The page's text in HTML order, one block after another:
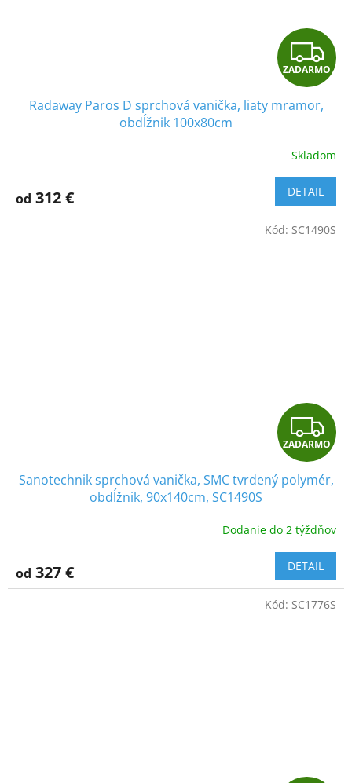
Z
A
D
A
R
M
ZADARMO
Radaway Paros D sprchová vanička, liaty mramor,
obdĺžnik 100x80cm
Skladom
od 312 € DETAIL
Z
A
D
A
R
M
ZADARMO
Sanotechnik sprchová vanička, SMC tvrdený polymér,
obdĺžnik, 90x140cm, SC1490S
Dodanie do 2 týždňov
od 327 € DETAIL
Kód: SC1490S
Kód: SC1776S